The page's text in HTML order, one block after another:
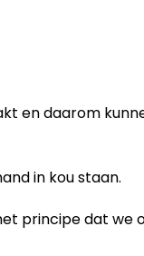
en daarom
in kou staan.
principe dat we